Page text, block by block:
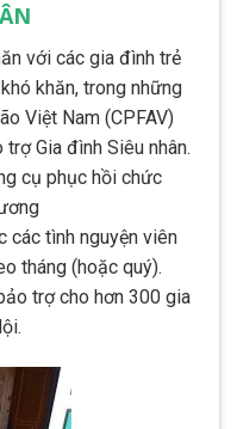
với các gia đình trẻ
khăn, trong những
Việt Nam (CPFAV)
Gia đình Siêu nhân.
cụ phục hồi chức
các tình nguyện viên
tháng (hoặc quý).
trợ cho hơn 300 gia